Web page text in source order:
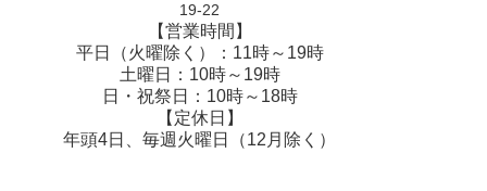
19-22
【営業時間】
平日（火曜除く）：11時～19時
土曜日：10時～19時
日・祝祭日：10時～18時
【定休日】
年頭4日、毎週火曜日（12月除く）